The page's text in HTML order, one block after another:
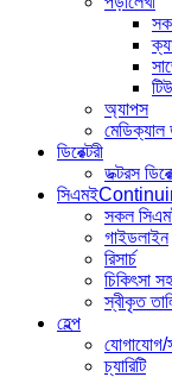
অ্যাপস
মেডিক্যাল
ডিরেক্টরী
ডক্টরস
সিএমই
সকল
গাইডলাইন
রিসার্চ
চিকিৎসা
স্বীকৃত
হেল্প
যোগাযোগ/
চ্যারিটি